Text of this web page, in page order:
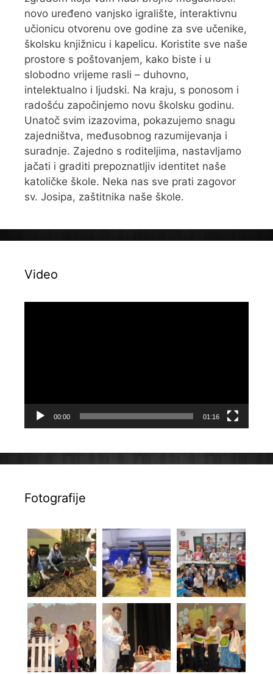
novo uređeno vanjsko igralište, interaktivnu
učionicu otvorenu ove godine za sve učenike,
školsku knjižnicu i kapelicu. Koristite sve naše
prostore s poštovanjem, kako biste i u
slobodno vrijeme rasli – duhovno,
intelektualno i ljudski. Na kraju, s ponosom i
radošću započinjemo novu školsku godinu.
Unatoč svim izazovima, pokazujemo snagu
zajedništva, međusobnog razumijevanja i
suradnje. Zajedno s roditeljima, nastavljamo
jačati i graditi prepoznatljiv identitet naše
katoličke škole. Neka nas sve prati zagovor
sv. Josipa, zaštitnika naše škole.
Video
00:00 01:16
Fotografije